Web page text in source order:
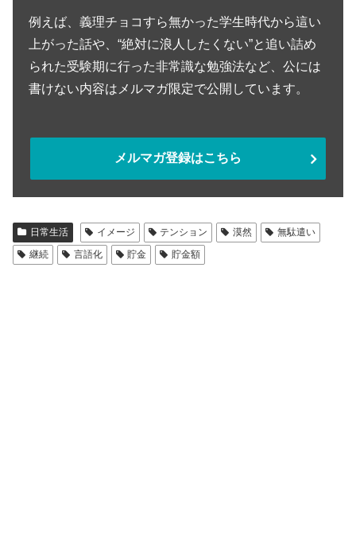
例えば、義理チョコすら無かった学生時代から這い
上がった話や、“絶対に浪人したくない”と追い詰め
られた受験期に行った非常識な勉強法など、公には
書けない内容はメルマガ限定で公開しています。
メルマガ登録はこちら
日常生活 イメージ テンション 漠然
無駄遣い
継続
言語化 貯金 貯金額